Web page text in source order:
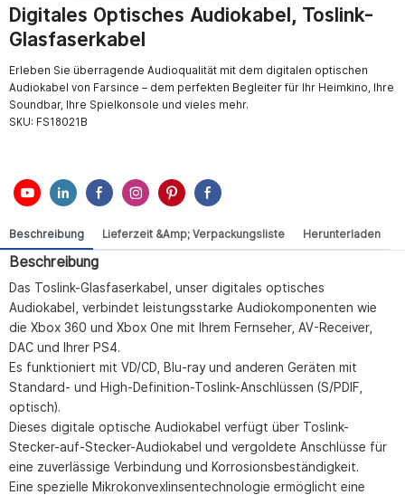
Digitales Optisches Audiokabel, Toslink-
Glasfaserkabel
Erleben Sie überragende Audioqualität mit dem digitalen optischen
Audiokabel von Farsince – dem perfekten Begleiter für Ihr Heimkino, Ihre
Soundbar, Ihre Spielkonsole und vieles mehr.
SKU: FS18021B
Beschreibung Lieferzeit &amp; Verpackungsliste Herunterladen
Beschreibung
Das Toslink-Glasfaserkabel, unser digitales optisches
Audiokabel, verbindet leistungsstarke Audiokomponenten wie
die Xbox 360 und Xbox One mit Ihrem Fernseher, AV-Receiver,
DAC und Ihrer PS4.
Es funktioniert mit VD/CD, Blu-ray und anderen Geräten mit
Standard- und High-Definition-Toslink-Anschlüssen (S/PDIF,
optisch).
Dieses digitale optische Audiokabel verfügt über Toslink-
Stecker-auf-Stecker-Audiokabel und vergoldete Anschlüsse für
eine zuverlässige Verbindung und Korrosionsbeständigkeit.
Eine spezielle Mikrokonvexlinsentechnologie ermöglicht eine